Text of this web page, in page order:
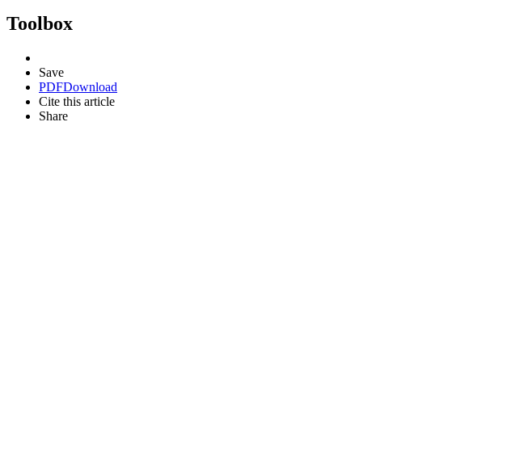
Toolbox
Save
PDFDownload
Cite this article
Share